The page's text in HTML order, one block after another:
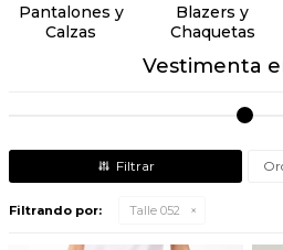
Pantalones y
Calzas
Blazers y
Chaquetas
Vestimenta
Filtrando por: Talle 052